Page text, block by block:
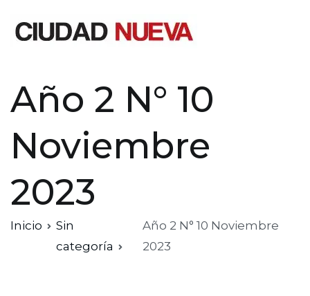
Año 2 N° 10
Noviembre
2023
Inicio
Sin
categoría
Año 2 N° 10 Noviembre
2023